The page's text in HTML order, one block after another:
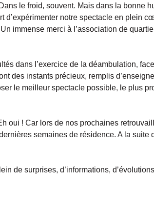
le froid, souvent. Mais dans la bonne
d’expérimenter notre spectacle en plein
immense merci à l’association de
dans l’exercice de la déambulation,
des instants précieux, remplis
le meilleur spectacle possible, le plus
oui ! Car lors de nos prochaines
semaines de résidence. A la
de surprises, d’informations,